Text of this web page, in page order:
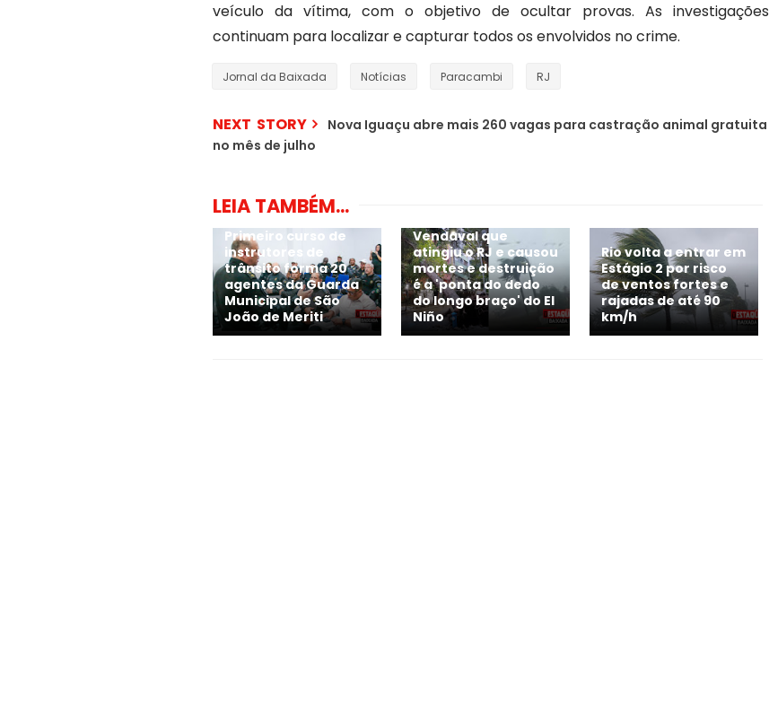
veículo da vítima, com o objetivo de ocultar provas. As investigações
continuam para localizar e capturar todos os envolvidos no crime.
Jornal da Baixada Notícias Paracambi RJ
NEXT STORY
Nova Iguaçu abre mais 260 vagas para castração animal gratuita
no mês de julho
LEIA TAMBÉM...
Primeiro curso de
instrutores de
trânsito forma 20
agentes da Guarda
Municipal de São
João de Meriti
Vendaval que
atingiu o RJ e causou
mortes e destruição
é a 'ponta do dedo
do longo braço' do El
Niño
Rio volta a entrar em
Estágio 2 por risco
de ventos fortes e
rajadas de até 90
km/h